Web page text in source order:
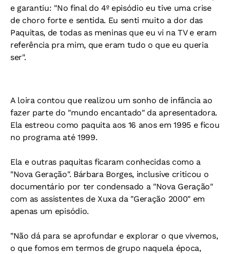
e garantiu: "No final do 4º episódio eu tive uma crise
de choro forte e sentida. Eu senti muito a dor das
Paquitas, de todas as meninas que eu vi na TV e eram
referência pra mim, que eram tudo o que eu queria
ser".
A loira contou que realizou um sonho de infância ao
fazer parte do "mundo encantado" da apresentadora.
Ela estreou como paquita aos 16 anos em 1995 e ficou
no programa até 1999.
Ela e outras paquitas ficaram conhecidas como a
"Nova Geração". Bárbara Borges, inclusive criticou o
documentário por ter condensado a "Nova Geração"
com as assistentes de Xuxa da "Geração 2000" em
apenas um episódio.
"Não dá para se aprofundar e explorar o que vivemos,
o que fomos em termos de grupo naquela época,